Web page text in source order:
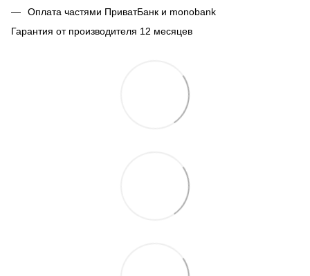
Оплата частями ПриватБанк и monobank
Гарантия от производителя 12 месяцев